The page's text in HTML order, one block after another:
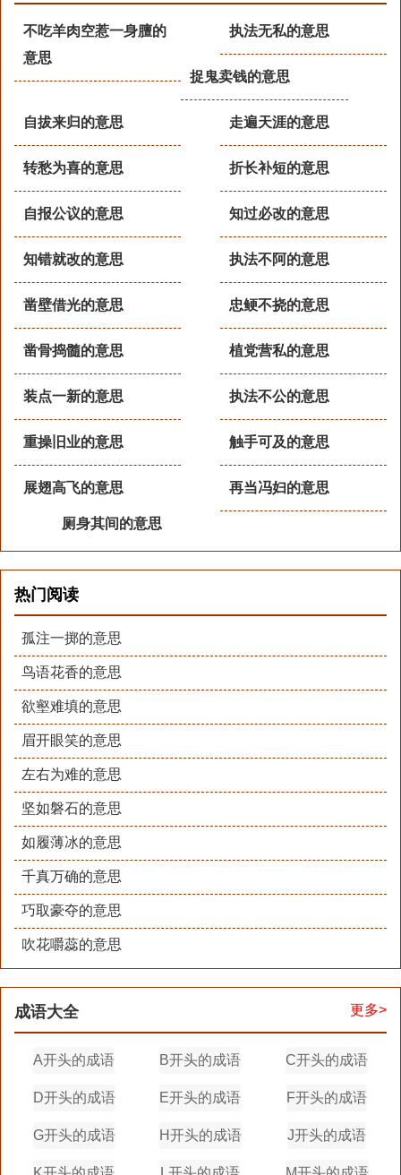
不吃羊肉空惹一身膻的
意思
执法无私的意思
捉鬼卖钱的意思
走遍天涯的意思
自拔来归的意思
折长补短的意思
转愁为喜的意思
知过必改的意思
自报公议的意思
执法不阿的意思
知错就改的意思
忠鲠不挠的意思
凿壁借光的意思
植党营私的意思
凿骨捣髓的意思
执法不公的意思
装点一新的意思
触手可及的意思
重操旧业的意思
再当冯妇的意思
展翅高飞的意思
厕身其间的意思
热门阅读
孤注一掷的意思
鸟语花香的意思
欲壑难填的意思
眉开眼笑的意思
左右为难的意思
坚如磐石的意思
如履薄冰的意思
千真万确的意思
巧取豪夺的意思
吹花嚼蕊的意思
成语大全 更多>
A开头的成语 B开头的成语 C开头的成语
D开头的成语 E开头的成语 F开头的成语
G开头的成语 H开头的成语 J开头的成语